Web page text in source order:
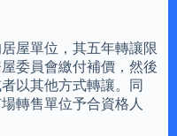
屋單位，其五年轉讓限
委員會繳付補價，然後
以其他方式轉讓。同
轉售單位予合資格人